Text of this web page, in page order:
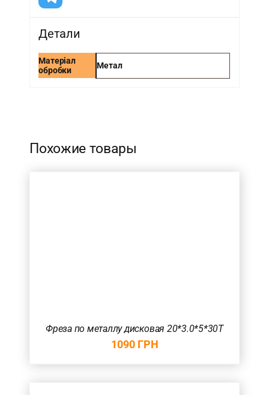
Детали
Матеріал
обробки
Метал
Похожие товары
Фреза по металлу дисковая 20*3.0*5*30T
1090 ГРН